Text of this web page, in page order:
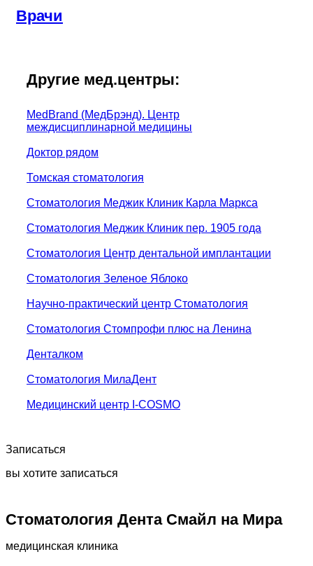
Врачи
Другие мед.центры:
MedBrand (МедБрэнд). Центр
междисциплинарной медицины
Доктор рядом
Томская стоматология
Стоматология Меджик Клиник Карла Маркса
Стоматология Меджик Клиник пер. 1905 года
Стоматология Центр дентальной имплантации
Стоматология Зеленое Яблоко
Научно-практический центр Стоматология
Стоматология Стомпрофи плюс на Ленина
Денталком
Стоматология МилаДент
Медицинский центр I-COSMO
Записаться
вы хотите записаться
Стоматология Дента Смайл на Мира
медицинская клиника